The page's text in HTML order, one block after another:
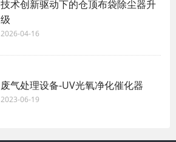
技术创新驱动下的仓顶布袋除尘器升
级
2026-04-16
废气处理设备-UV光氧净化催化器
2023-06-19